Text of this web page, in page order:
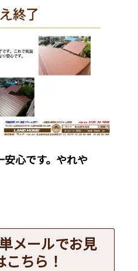
心です。やれや
メールでお見
ちら！